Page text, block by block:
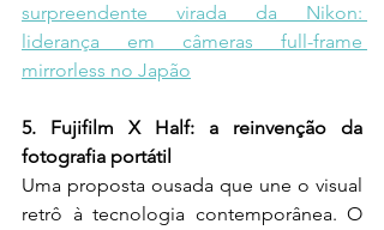
surpreendente virada da Nikon:
liderança em câmeras full-frame
mirrorless no Japão
5. Fujifilm X Half: a reinvenção da
fotografia portátil
Uma proposta ousada que une o visual
retrô à tecnologia contemporânea. O